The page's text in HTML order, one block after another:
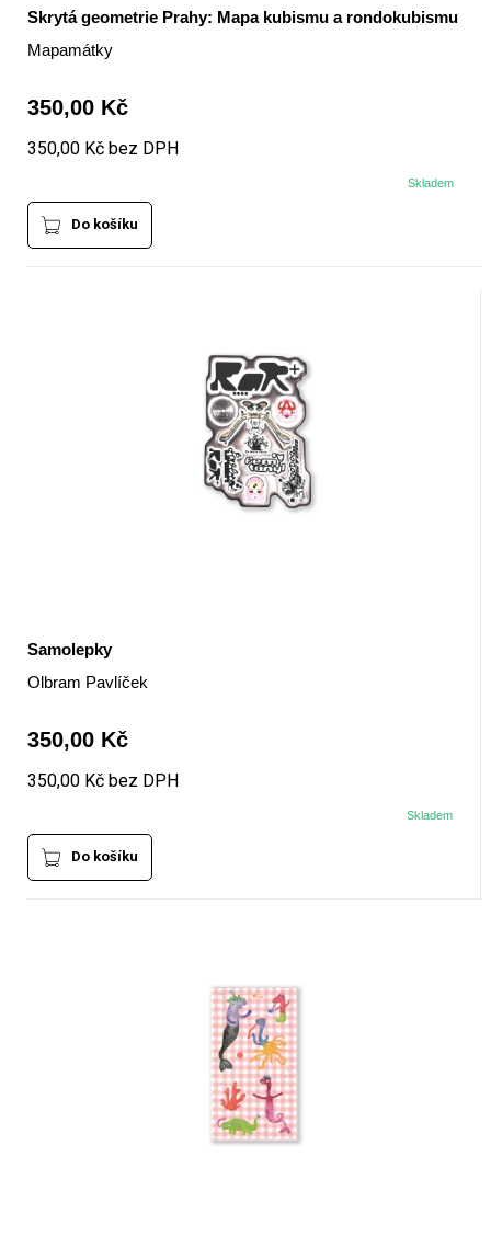
Skrytá geometrie Prahy: Mapa kubismu a rondokubismu
Mapamátky
350,00 Kč
350,00 Kč bez DPH
Skladem
Do košíku
Samolepky
Olbram Pavlíček
350,00 Kč
350,00 Kč bez DPH
Skladem
Do košíku